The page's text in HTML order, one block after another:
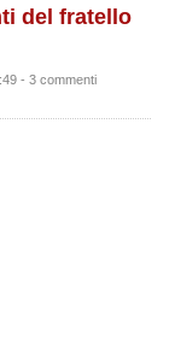
del fratello
- 3 commenti